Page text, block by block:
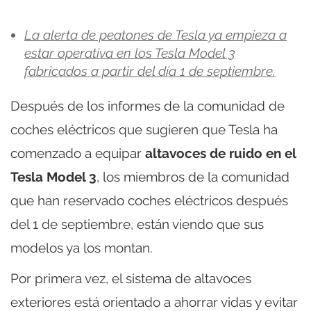
La alerta de peatones de Tesla ya empieza a
estar operativa en los Tesla Model 3
fabricados a partir del día 1 de septiembre.
Después de los informes de la comunidad de
coches eléctricos que sugieren que Tesla ha
comenzado a equipar altavoces de ruido en el
Tesla Model 3, los miembros de la comunidad
que han reservado coches eléctricos después
del 1 de septiembre, están viendo que sus
modelos ya los montan.
Por primera vez, el sistema de altavoces
exteriores está orientado a ahorrar vidas y evitar